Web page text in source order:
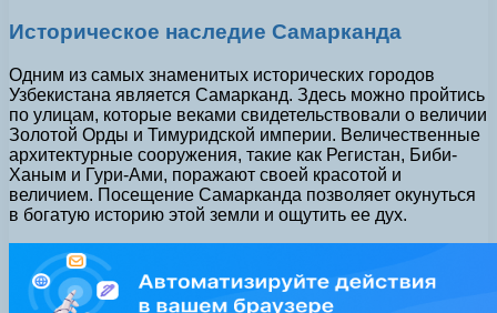
Историческое наследие Самарканда
Одним из самых знаменитых исторических городов
Узбекистана является Самарканд. Здесь можно пройтись
по улицам, которые веками свидетельствовали о величии
Золотой Орды и Тимуридской империи. Величественные
архитектурные сооружения, такие как Регистан, Биби-
Ханым и Гури-Ами, поражают своей красотой и
величием. Посещение Самарканда позволяет окунуться
в богатую историю этой земли и ощутить ее дух.